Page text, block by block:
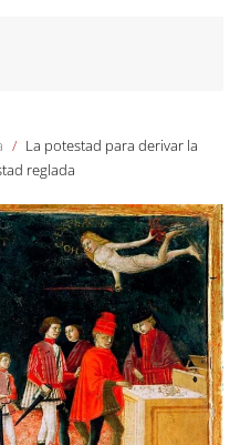
La potestad para derivar la
reglada